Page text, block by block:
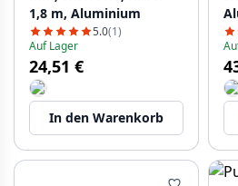
1,8 m, Aluminium
5.0(1)
Auf Lager
24,51 €
In den Warenkorb